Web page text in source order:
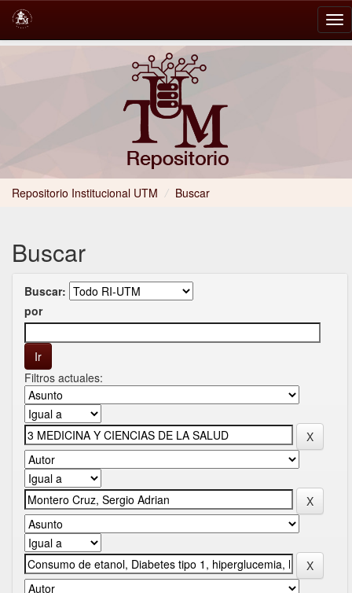
Repositorio Institucional UTM / Buscar
Buscar
Buscar:
por
Filtros actuales: